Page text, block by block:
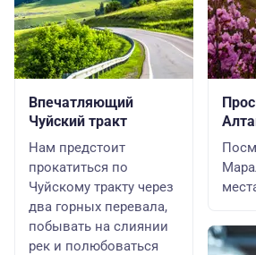
Впечатляющий
Чуйский тракт
Нам предстоит
прокатиться по
Чуйскому тракту через
два горных перевала,
побывать на слиянии
рек и полюбоваться